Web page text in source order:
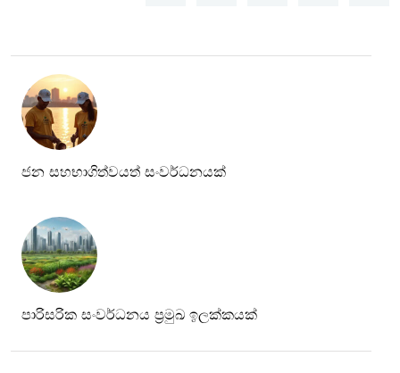
ජන සහභාගිත්වයත් සංවර්ධනයක්
පාරිසරික සංවර්ධනය ප්‍රමුඛ ඉලක්කයක්